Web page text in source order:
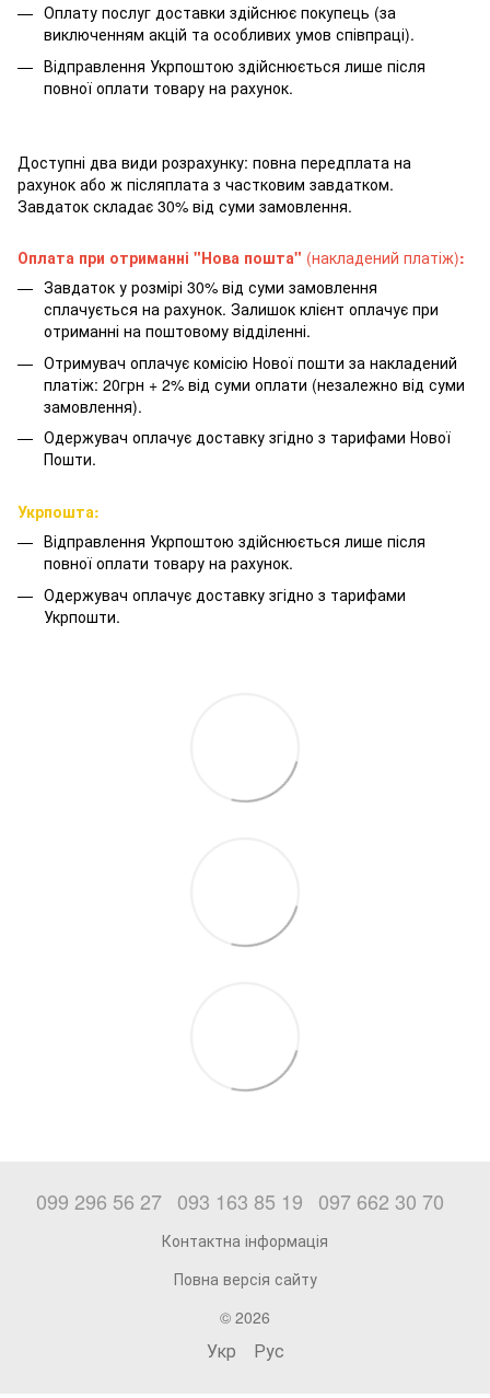
Оплату послуг доставки здійснює покупець (за
виключенням акцій та особливих умов співпраці).
Відправлення Укрпоштою здійснюється лише після
повної оплати товару на рахунок.
Доступні два види розрахунку: повна передплата на
рахунок або ж післяплата з частковим завдатком.
Завдаток складає 30% від суми замовлення.
Оплата при отриманні "Нова пошта" (накладений платіж):
Завдаток у розмірі 30% від суми замовлення
сплачується на рахунок. Залишок клієнт оплачує при
отриманні на поштовому відділенні.
Отримувач оплачує комісію Нової пошти за накладений
платіж: 20грн + 2% від суми оплати (незалежно від суми
замовлення).
Одержувач оплачує доставку згідно з тарифами Нової
Пошти.
Укрпошта:
Відправлення Укрпоштою здійснюється лише після
повної оплати товару на рахунок.
Одержувач оплачує доставку згідно з тарифами
Укрпошти.
099 296 56 27 093 163 85 19 097 662 30 70
Контактна інформація
Повна версія сайту
© 2026
Укр Рус